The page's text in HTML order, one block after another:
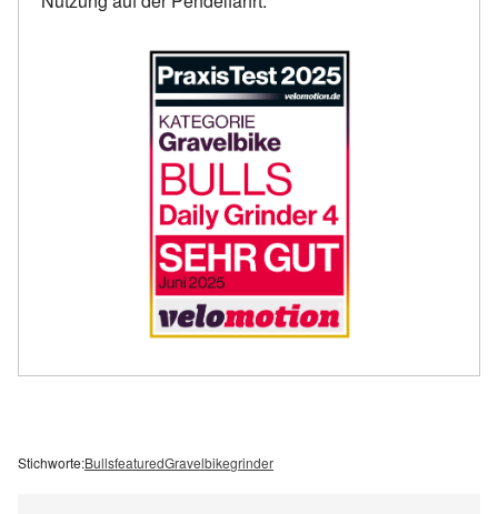
Stichworte:BullsfeaturedGravelbikegrinder